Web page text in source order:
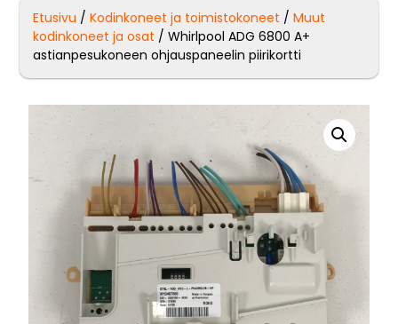
Etusivu /Kodinkoneet ja toimistokoneet /Muut
kodinkoneet ja osat / Whirlpool ADG 6800 A+
astianpesukoneen ohjauspaneelin piirikortti